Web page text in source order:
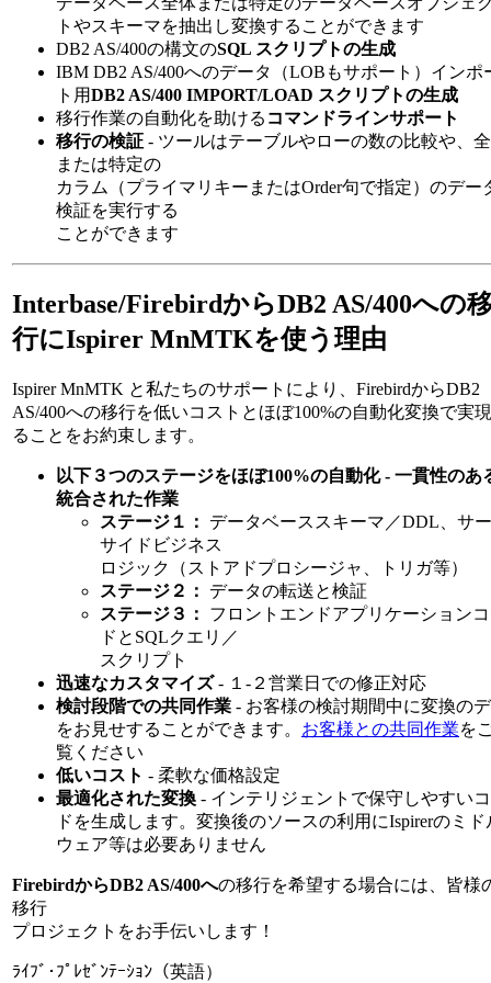
トやスキーマを抽出し変換することができます
DB2 AS/400の構文のSQL スクリプトの生成
IBM DB2 AS/400へのデータ（LOBもサポート）インポ
ト用DB2 AS/400 IMPORT/LOAD スクリプトの生成
移行作業の自動化を助ける コマンドラインサポート
移行の検証 - ツールはテーブルやローの数の比較や、
または特定の
カラム（プライマリキーまたはOrder句で指定）のデー
検証を実行する
ことができます
Interbase/FirebirdからDB2 AS/400への
行にIspirer MnMTKを使う理由
Ispirer MnMTK と私たちのサポートにより、FirebirdからDB2
AS/400への移行を低いコストとほぼ100%の自動化変換で実
ることをお約束します。
以下３つのステージをほぼ100%の自動化 - 一貫性のあ
統合された作業
ステージ１：
データベーススキーマ／DDL、サ
サイドビジネス
ロジック（ストアドプロシージャ、トリガ等）
ステージ２：
データの転送と検証
ステージ３：
フロントエンドアプリケーション
ドとSQLクエリ／
スクリプト
迅速なカスタマイズ- １-２営業日での修正対応
検討段階での共同作業 - お客様の検討期間中に変換の
をお見せすることができます。 お客様との共同作業を
覧ください
低いコスト - 柔軟な価格設定
最適化された変換 - インテリジェントで保守しやすい
ドを生成します。変換後のソースの利用にIspirerのミド
ウェア等は必要ありません
FirebirdからDB2 AS/400への移行を希望する場合には、皆様
移行
プロジェクトをお手伝いします！
ﾗｲﾌﾞ･ﾌﾟﾚｾﾞﾝﾃｰｼｮﾝ（英語）